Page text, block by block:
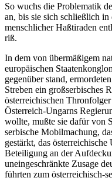
So wuchs die Problematik
an, bis sie sich schließlich
menschlicher Haßtiraden
riß.
In dem von übermäßigem
europäischen
gegenüber stand,
Streben ein großserbisches
österreichischen
Österreich-Ungarns
wollte, mußte sie dafür von
serbische Mobilmachung,
gestärkt, das
Beteiligung an der
uneingeschränkte Zusage
führten zum österreichisch-